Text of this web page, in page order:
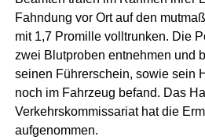
Fahndung vor Ort auf den
mit 1,7 Promille volltrunken. Die
zwei Blutproben entnehmen und
seinen Führerschein, sowie sein
noch im Fahrzeug befand. Das
Verkehrskommissariat hat die
aufgenommen.